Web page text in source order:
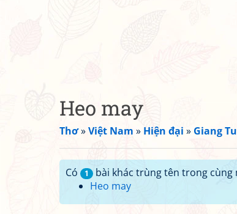
Heo may
Thơ»Việt Nam » Hiện đại » Giang
Có 1
bài khác trùng tên trong cùng
Heo may